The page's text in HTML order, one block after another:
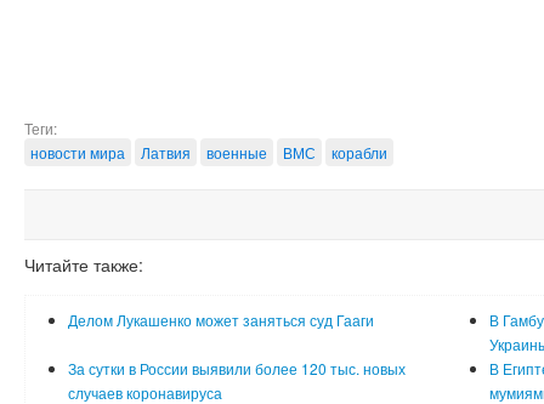
Теги:
новости мира
Латвия военные ВМС корабли
Читайте также:
Делом Лукашенко может заняться суд Гааги
В
За сутки в России выявили более 120 тыс. новых
случаев коронавируса
В